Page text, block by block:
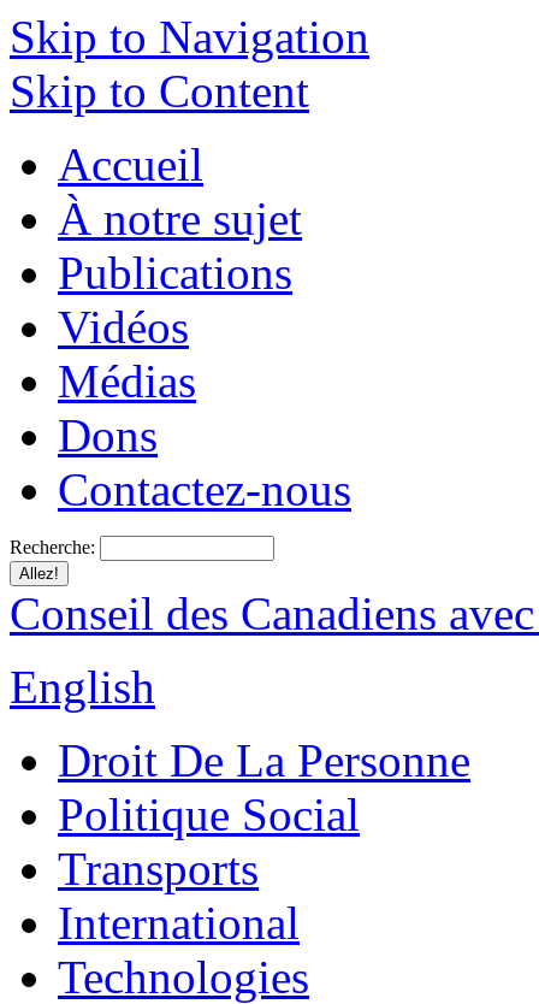
Skip to Navigation
Skip to Content
Accueil
À notre sujet
Publications
Vidéos
Médias
Dons
Contactez-nous
Recherche:
Conseil des Canadiens
English
Droit De La Personne
Politique Social
Transports
International
Technologies